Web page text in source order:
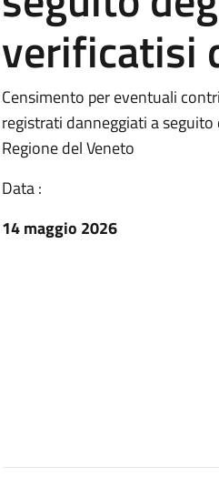
verificatisi
Censimento per eventuali
registrati danneggiati a
Regione del Veneto
Data :
14 maggio 2026